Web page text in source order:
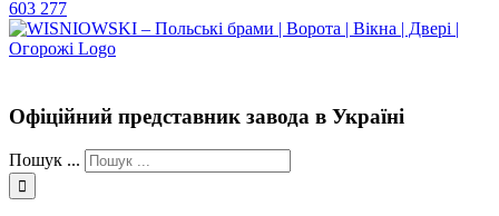
603 277
Офіційний представник завода в Україні
Пошук ...